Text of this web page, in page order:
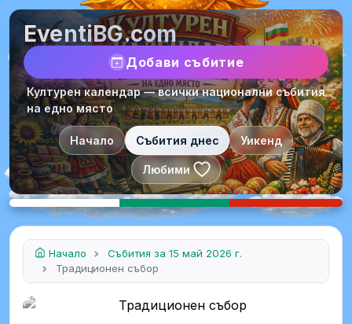
EventiBG.com
Добави събитие
Културен календар — всички национални събития
на едно място
Начало Събития днес Уикенд
Любими
Начало
Събития за 15 май 2026 г.
Традиционен събор